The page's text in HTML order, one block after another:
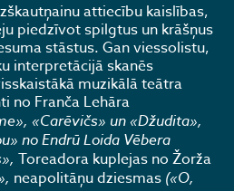
attiecību kaislības,
piedzīvot spilgtus un krāšņus
stāstus. Gan viessolistu,
interpretācijā skanēs
muzikālā teātra
no Franča Lehāra
«Carēvičs» un «Džudita»,
no Endrū Loida Vēbera
Toreadora kuplejas no Žorža
neapolitāņu dziesmas («O,